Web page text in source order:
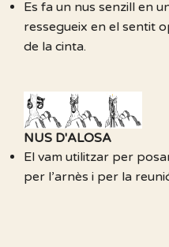
Es fa un nus senzill en
ressegueix en el sentit
de la cinta.
NUS D'ALOSA
El vam utilitzar per
per l’arnès i per la